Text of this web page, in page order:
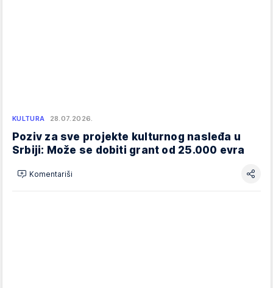
KULTURA 28.07.2026.
Poziv za sve projekte kulturnog nasleđa u
Srbiji: Može se dobiti grant od 25.000 evra
Komentariši